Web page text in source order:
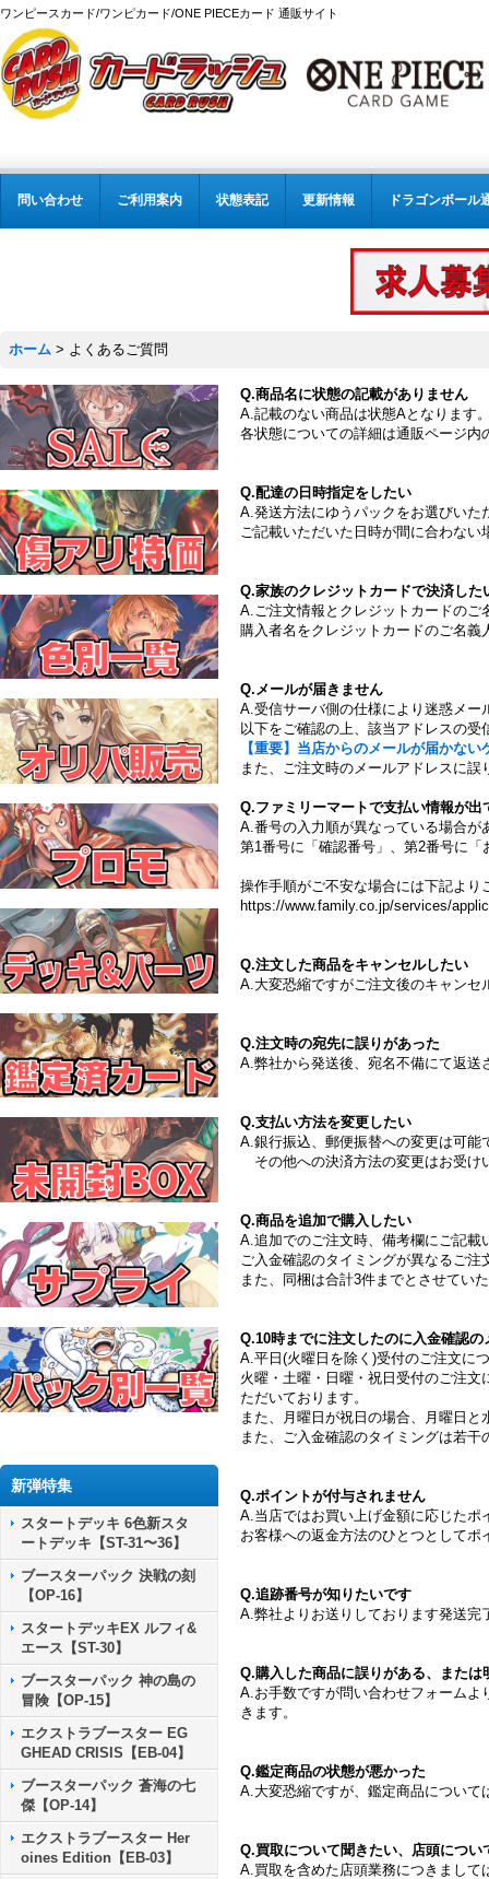
ワンピースカード/ワンピカード/ONE PIECEカード 通販サイト
問い合わせ ご利用案内 状態表記 更新情報 ドラゴンボール
ホーム > よくあるご質問
新弾特集
スタートデッキ 6色新スタ
ートデッキ【ST-31〜36】
ブースターパック 決戦の刻
【OP-16】
スタートデッキEX ルフィ&
エース【ST-30】
ブースターパック 神の島の
冒険【OP-15】
エクストラブースター EG
GHEAD CRISIS【EB-04】
ブースターパック 蒼海の七
傑【OP-14】
エクストラブースター Her
oines Edition【EB-03】
Q.商品名に状態の記載がありません
A.記載のない商品は状態Aとなります
各状態についての詳細は通販ページ内
Q.配達の日時指定をしたい
A.発送方法にゆうパックをお選びい
ご記載いただいた日時が間に合わな
Q.家族のクレジットカードで決済した
A.ご注文情報とクレジットカードの
購入者名をクレジットカードのご名
Q.メールが届きません
A.受信サーバ側の仕様により迷惑メ
以下をご確認の上、該当アドレスの
【重要】当店からのメールが届かな
また、ご注文時のメールアドレスに
Q.ファミリーマートで支払い情報が出
A.番号の入力順が異なっている場合が
第1番号に「確認番号」、第2番号に
操作手順がご不安な場合には下記よ
https://www.family.co.jp/services/
Q.注文した商品をキャンセルしたい
A.大変恐縮ですがご注文後のキャンセ
Q.注文時の宛先に誤りがあった
A.弊社から発送後、宛名不備にて返
Q.支払い方法を変更したい
A.銀行振込、郵便振替への変更は可
その他への決済方法の変更はお受け
Q.商品を追加で購入したい
A.追加でのご注文時、備考欄にご記
ご入金確認のタイミングが異なるご
また、同梱は合計3件までとさせてい
Q.10時までに注文したのに入金確認の
A.平日(火曜日を除く)受付のご注文に
火曜・土曜・日曜・祝日受付のご注
ただいております。
また、月曜日が祝日の場合、月曜日
また、ご入金確認のタイミングは若
Q.ポイントが付与されません
A.当店ではお買い上げ金額に応じた
お客様への返金方法のひとつとして
Q.追跡番号が知りたいです
A.弊社よりお送りしております発送
Q.購入した商品に誤りがある、または
A.お手数ですが問い合わせフォーム
きます。
Q.鑑定商品の状態が悪かった
A.大変恐縮ですが、鑑定商品につい
Q.買取について聞きたい、店頭につい
A.買取を含めた店頭業務につきまして